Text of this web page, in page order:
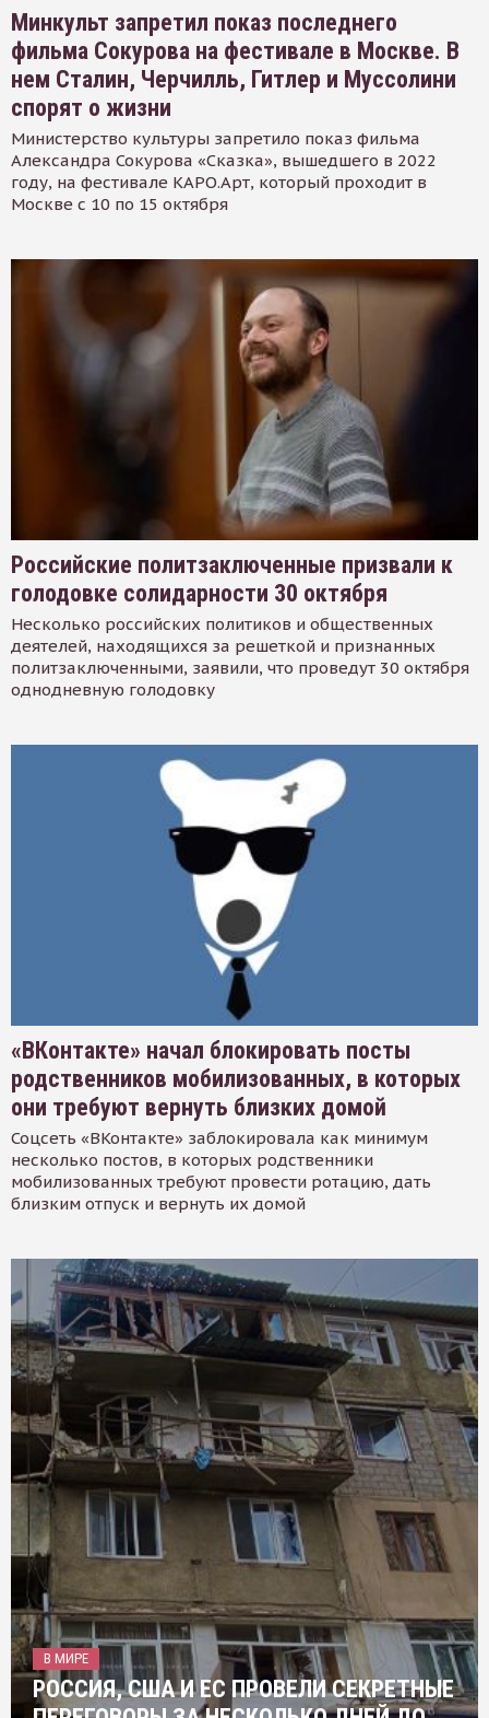
Минкульт запретил показ последнего
фильма Сокурова на фестивале в Москве. В
нем Сталин, Черчилль, Гитлер и Муссолини
спорят о жизни
Министерство культуры запретило показ фильма
Александра Сокурова «Сказка», вышедшего в 2022
году, на фестивале КАРО.Арт, который проходит в
Москве с 10 по 15 октября
Российские политзаключенные призвали к
голодовке солидарности 30 октября
Несколько российских политиков и общественных
деятелей, находящихся за решеткой и признанных
политзаключенными, заявили, что проведут 30 октября
однодневную голодовку
«ВКонтакте» начал блокировать посты
родственников мобилизованных, в которых
они требуют вернуть близких домой
Соцсеть «ВКонтакте» заблокировала как минимум
несколько постов, в которых родственники
мобилизованных требуют провести ротацию, дать
близким отпуск и вернуть их домой
В МИРЕ
РОССИЯ, США И ЕС ПРОВЕЛИ СЕКРЕТНЫЕ